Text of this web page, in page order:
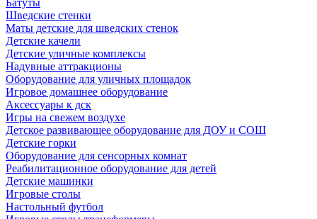
Батуты
Шведские стенки
Маты детские для шведских стенок
Детские качели
Детские уличные комплексы
Надувные аттракционы
Оборудование для уличных площадок
Игровое домашнее оборудование
Аксессуары к дск
Игры на свежем воздухе
Детское развивающее оборудование для ДОУ и СОШ
Детские горки
Оборудование для сенсорных комнат
Реабилитационное оборудование для детей
Детские машинки
Игровые столы
Настольный футбол